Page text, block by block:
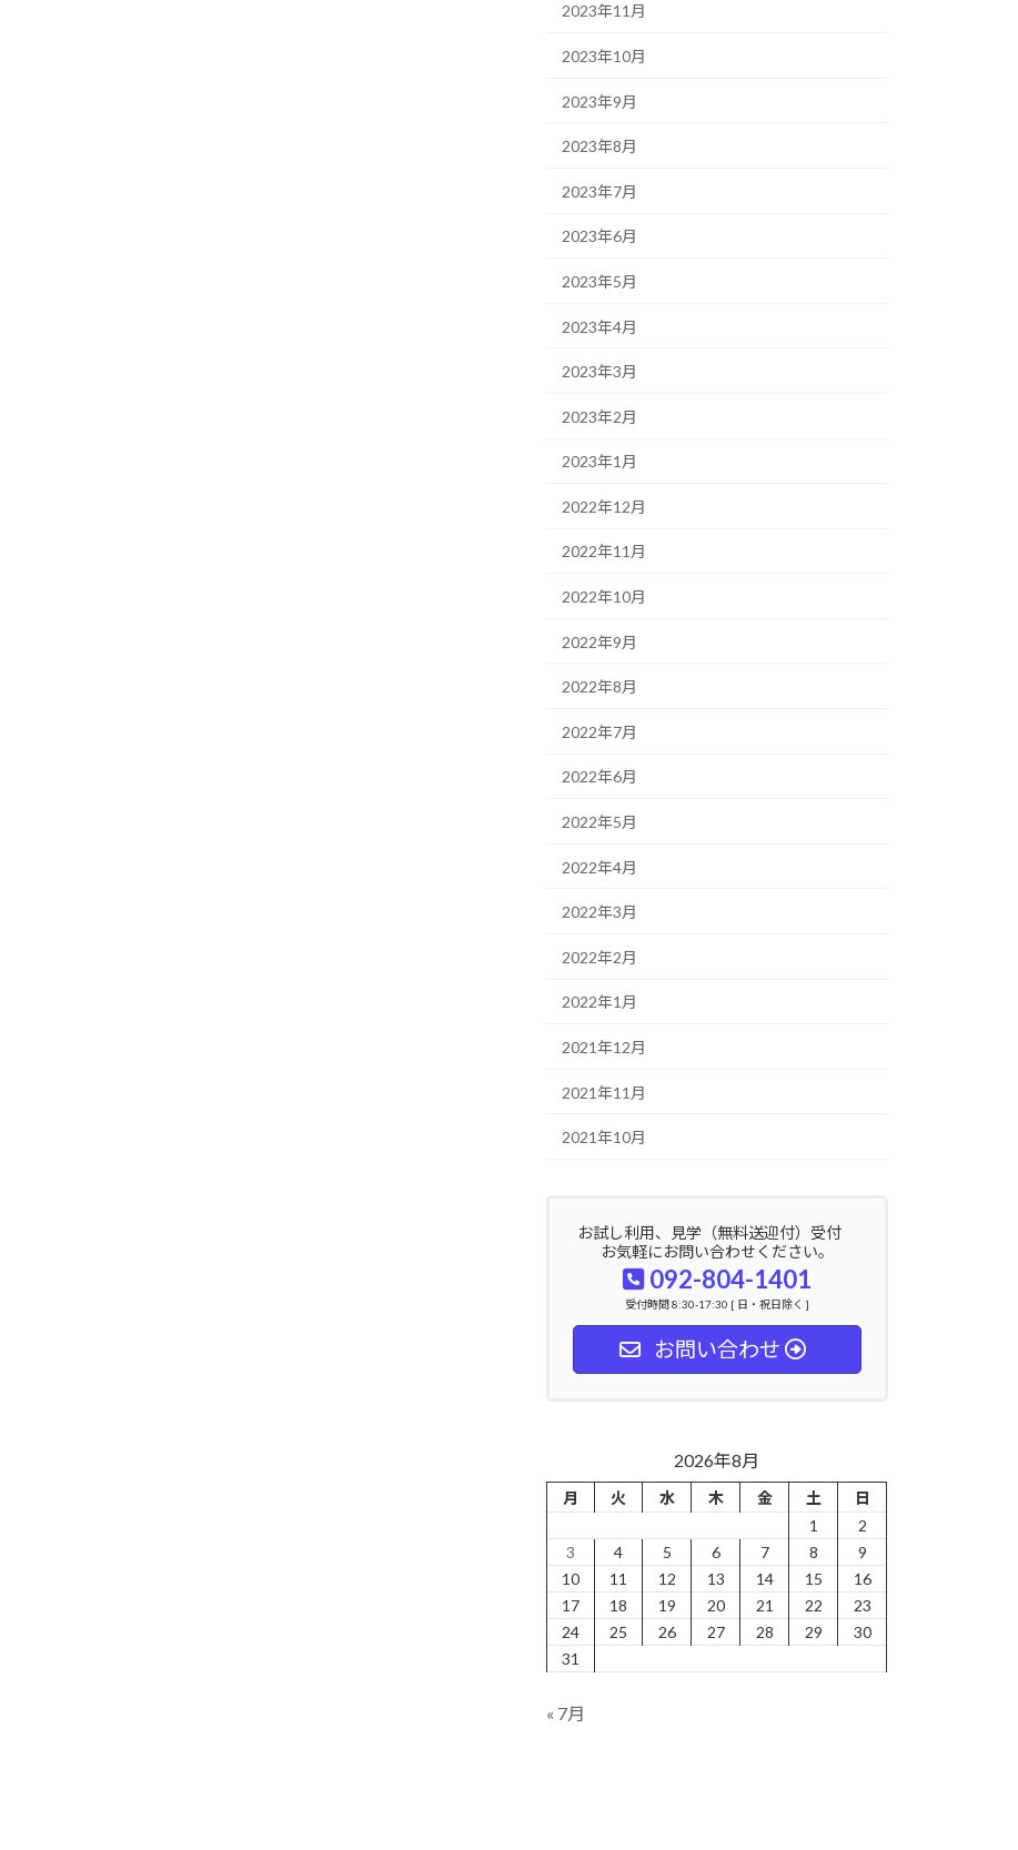
2023年11月
2023年10月
2023年9月
2023年8月
2023年7月
2023年6月
2023年5月
2023年4月
2023年3月
2023年2月
2023年1月
2022年12月
2022年11月
2022年10月
2022年9月
2022年8月
2022年7月
2022年6月
2022年5月
2022年4月
2022年3月
2022年2月
2022年1月
2021年12月
2021年11月
2021年10月
お試し利用、見学（無料送迎付）受付
お気軽にお問い合わせください。
092-804-1401
受付時間 8:30-17:30 [ 日・祝日除く ]
お問い合わせ
2026年8月
月 火 水 木 金 土
日
1
2
3
4 5 6 7 8
9
10
11 12 13 14 15
16
17
18 19 20 21 22
23
24
25 26 27 28 29
30
31
« 7月